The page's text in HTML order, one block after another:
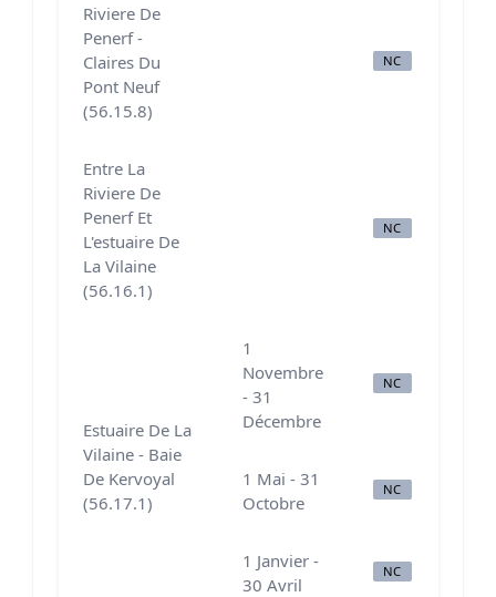
Riviere De
Penerf -
Claires Du
Pont Neuf
(56.15.8)
NC
Entre La
Riviere De
Penerf Et
L'estuaire De
La Vilaine
(56.16.1)
NC
Estuaire De La
Vilaine - Baie
De Kervoyal
(56.17.1)
1
Novembre
- 31
Décembre
NC
1 Mai - 31
Octobre
NC
1 Janvier -
30 Avril
NC